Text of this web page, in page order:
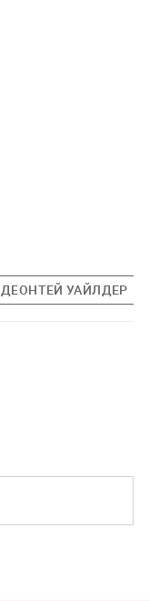
ДЕОНТЕЙ УАЙЛДЕР